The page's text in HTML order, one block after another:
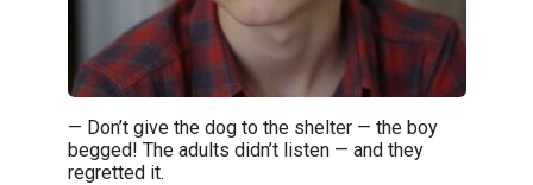
— Don’t give the dog to the shelter — the boy
begged! The adults didn’t listen — and they
regretted it.